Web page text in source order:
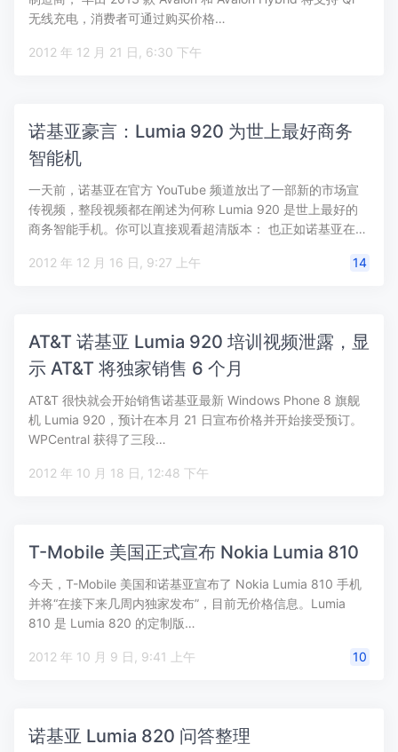
无线充电，消费者可通过购买价格…
2012 年 12 月 21 日, 6:30 下午
诺基亚豪言：Lumia 920 为世上最好商务
智能机
一天前，诺基亚在官方 YouTube 频道放出了一部新的市场宣
传视频，整段视频都在阐述为何称 Lumia 920 是世上最好的
商务智能手机。你可以直接观看超清版本： 也正如诺基亚在…
2012 年 12 月 16 日, 9:27 上午 14
AT&T 诺基亚 Lumia 920 培训视频泄露，显
示 AT&T 将独家销售 6 个月
AT&T 很快就会开始销售诺基亚最新 Windows Phone 8 旗舰
机 Lumia 920，预计在本月 21 日宣布价格并开始接受预订。
WPCentral 获得了三段…
2012 年 10 月 18 日, 12:48 下午
T-Mobile 美国正式宣布 Nokia Lumia 810
今天，T-Mobile 美国和诺基亚宣布了 Nokia Lumia 810 手机
并将“在接下来几周内独家发布”，目前无价格信息。Lumia
810 是 Lumia 820 的定制版…
2012 年 10 月 9 日, 9:41 上午 10
诺基亚 Lumia 820 问答整理